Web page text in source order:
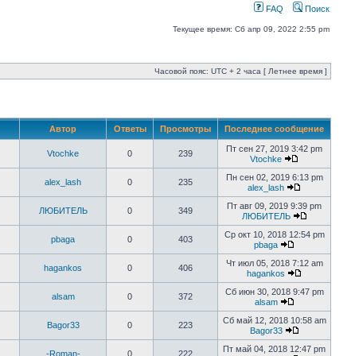
FAQ Поиск
Текущее время: Сб апр 09, 2022 2:55 pm
Часовой пояс: UTC + 2 часа [ Летнее время ]
Автор Ответы Просмотры Последнее сообщение
Vtochke 0 239
Пт сен 27, 2019 3:42 pm
Vtochke
alex_lash 0 235
Пн сен 02, 2019 6:13 pm
alex_lash
ЛЮБИТЕЛЬ 0 349
Пт авг 09, 2019 9:39 pm
ЛЮБИТЕЛЬ
pbaga 0 403
Ср окт 10, 2018 12:54 pm
pbaga
hagankos 0 406
Чт июл 05, 2018 7:12 am
hagankos
alsam 0 372
Сб июн 30, 2018 9:47 pm
alsam
Bagor33 0 223
Сб май 12, 2018 10:58 am
Bagor33
-Roman- 0 222
Пт май 04, 2018 12:47 pm